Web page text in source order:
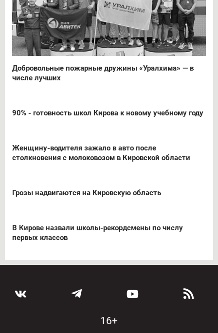
Добровольные пожарные дружины «Уралхима» — в
числе лучших
90% - готовность школ Кирова к новому учебному году
Женщину-водителя зажало в авто после
столкновения с молоковозом в Кировской области
Грозы надвигаются на Кировскую область
В Кирове назвали школы-рекордсмены по числу
первых классов
16+